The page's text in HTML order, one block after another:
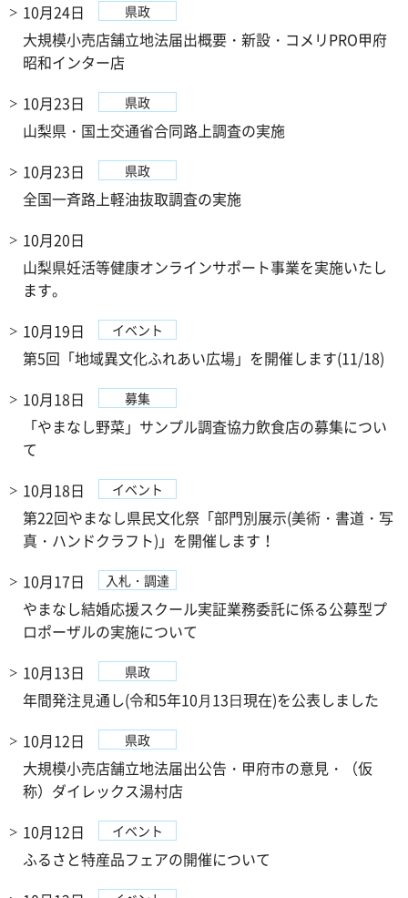
10月24日
県政
大規模小売店舗立地法届出概要・新設・コメリPRO甲府
昭和インター店
10月23日
県政
山梨県・国土交通省合同路上調査の実施
10月23日
県政
全国一斉路上軽油抜取調査の実施
10月20日
山梨県妊活等健康オンラインサポート事業を実施いたし
ます。
10月19日
イベント
第5回「地域異文化ふれあい広場」を開催します(11/18)
10月18日
募集
「やまなし野菜」サンプル調査協力飲食店の募集につい
て
10月18日
イベント
第22回やまなし県民文化祭「部門別展示(美術・書道・写
真・ハンドクラフト)」を開催します！
10月17日
入札・調達
やまなし結婚応援スクール実証業務委託に係る公募型プ
ロポーザルの実施について
10月13日
県政
年間発注⾒通し(令和5年10⽉13⽇現在)を公表しました
10月12日
県政
大規模小売店舗立地法届出公告・甲府市の意見・（仮
称）ダイレックス湯村店
10月12日
イベント
ふるさと特産品フェアの開催について